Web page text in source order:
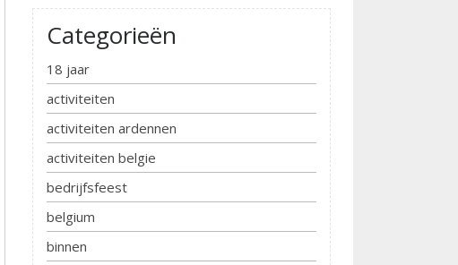
Categorieën
18 jaar
activiteiten
activiteiten ardennen
activiteiten belgie
bedrijfsfeest
belgium
binnen